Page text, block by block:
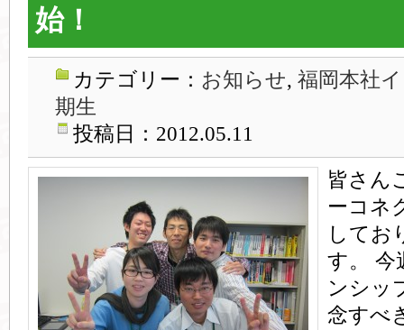
始！
カテゴリー： お知らせ, 福岡本社
期生
投稿日：2012.05.11
皆さん
ーコネ
してお
す。 今
ンシッ
念すべ